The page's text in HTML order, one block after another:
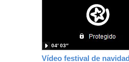
04′ 03″